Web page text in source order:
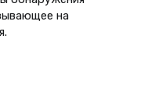
на